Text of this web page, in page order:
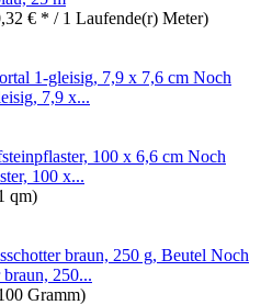
€ * / 1 Laufende(r) Meter)
Noch
7,9 x...
Noch
100 x...
qm)
Noch
250...
Gramm)